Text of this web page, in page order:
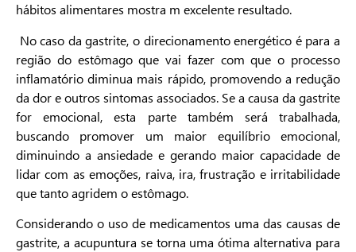
hábitos alimentares mostra m excelente resultado.
No caso da gastrite, o direcionamento energético é para a
região do estômago que vai fazer com que o processo
inflamatório diminua mais rápido, promovendo a redução
da dor e outros sintomas associados. Se a causa da gastrite
for emocional, esta parte também será trabalhada,
buscando promover um maior equilíbrio emocional,
diminuindo a ansiedade e gerando maior capacidade de
lidar com as emoções, raiva, ira, frustração e irritabilidade
que tanto agridem o estômago.
Considerando o uso de medicamentos uma das causas de
gastrite, a acupuntura se torna uma ótima alternativa para